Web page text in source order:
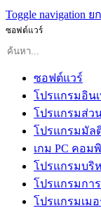
Toggle navigation ย
ซอฟต์แวร์
ซอฟต์แวร์
โปรแกรมอิน
โปรแกรมส่ว
โปรแกรมมัล
เกม PC คอม
โปรแกรมบริ
โปรแกรมกา
โปรแกรมเมอ